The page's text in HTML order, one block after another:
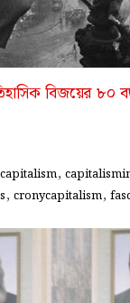
বিজয়ের ৮০
capitalism,
, cronycapitalism,